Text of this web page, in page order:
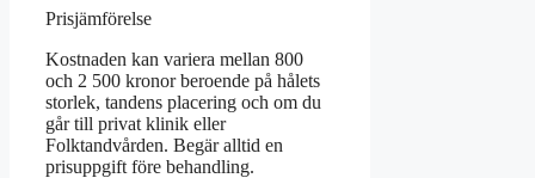
Prisjämförelse
Kostnaden kan variera mellan 800
och 2 500 kronor beroende på hålets
storlek, tandens placering och om du
går till privat klinik eller
Folktandvården. Begär alltid en
prisuppgift före behandling.